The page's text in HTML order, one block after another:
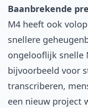
Baanbrekende
M4 heeft ook
snellere
ongelooflijk snelle
bijvoorbeeld voor
transcriberen,
een nieuw project